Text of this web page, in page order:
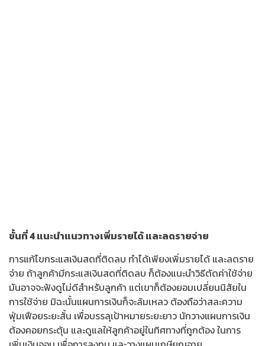
เช่น เพศ อายุ รายได้ โครงสร้างของครอบครัว ภูมิลำเนา และ
*** ฉบับหน้ามีสาระดีๆเกี่ยวกับการบริหารความเสี่ยง และการ
วางแผนประกัน ที่นักขายประกันมืออาชีพ ไม่ควรพลาดเป็นอย่าง
ยิ่ง เรียกว่า หากต้องเฝ้ารอด้วยใจจดใจจ่อตั้งแต่วันนี้ จนกระทั่งได้
อ่านฉบับต่อไปแม้แค่ไม่กี่บรรทัดก็คุ้มค่าการรอคอยแล้วครับพี่น้อง
ครับ ***